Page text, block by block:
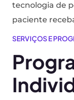
tecnologia de
paciente
SERVIÇOS E